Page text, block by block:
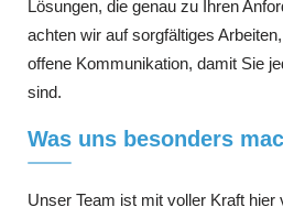
Lösungen, die genau zu Ihren
achten wir auf sorgfältiges
offene Kommunikation, damit Sie
sind.
Was uns besonders
Unser Team ist mit voller Kraft